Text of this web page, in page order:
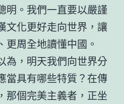
明。我們一直要以嚴謹
文化更好走向世界，讓
更周全地讀懂中國。
為，明天我們向世界分
當具有哪些特質？在傳
那個完美主義者，正坐